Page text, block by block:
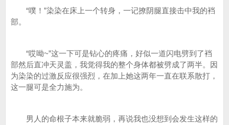
“噗！”染染在床上一个转身，一记撩阴腿直接击中我的裆
部。
“哎呦~”这一下可是钻心的疼痛，好似一道闪电劈到了裆
部然后直冲天灵盖，我觉得我的整个身体都被劈成了两半。因
为染染的过激反应很强烈，在加上她这两年一直在联系散打，
这一腿可是全力施为。
男人的命根子本来就脆弱，再说我也没想到会发生这样的